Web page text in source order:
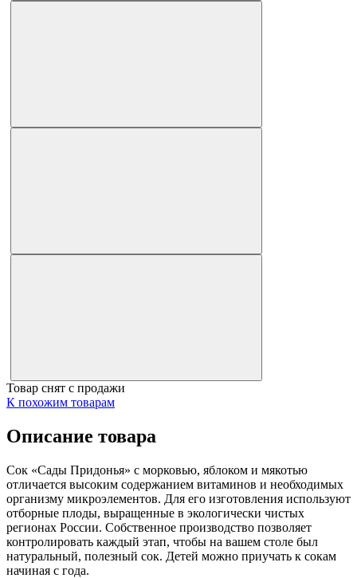
Товар снят с продажи
К похожим товарам
Описание товара
Сок «Сады Придонья» с морковью, яблоком и мякотью
отличается высоким содержанием витаминов и необходимых
организму микроэлементов. Для его изготовления используют
отборные плоды, выращенные в экологически чистых
регионах России. Собственное производство позволяет
контролировать каждый этап, чтобы на вашем столе был
натуральный, полезный сок. Детей можно приучать к сокам
начиная с года.